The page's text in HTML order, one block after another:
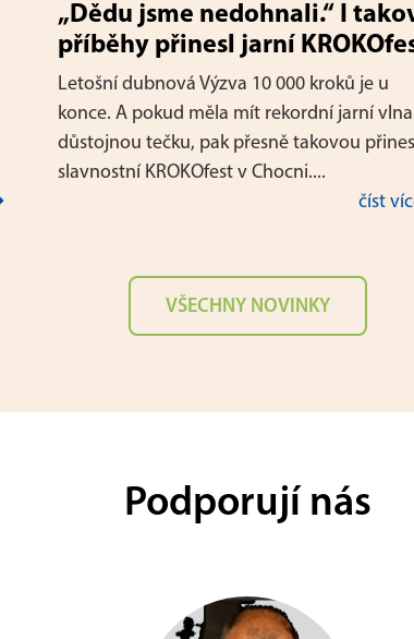
„Dědu jsme nedohnali.“ I
příběhy přinesl jarní
Letošní dubnová Výzva 10 000 kroků je u
konce. A pokud měla mít rekordní jarní vlna
důstojnou tečku, pak přesně takovou
slavnostní KROKOfest v Chocni....
číst
VŠECHNY NOVINKY
Podporují nás